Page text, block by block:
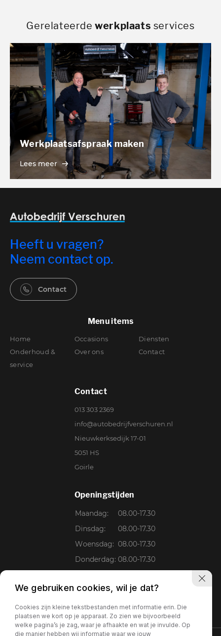
Gerelateerdewerkplaats services
Werkplaatsafspraak maken
Lees meer
Heeft u vragen?
Neem contact op.
Contact
Menu items
Home Occasions
Diensten
Onderhoud &
service
Over ons Contact
Contact
013 303 2369
info@autobedrijfverschuren.nl
Nieuwkerksedijk 17-01
5051 HS
Goirle
Openingstijden
Maandag:
08.00-17.30
Dinsdag:
08.00-17.30
Woensdag: 08.00-17.30
Donderdag: 08.00-17.30
Zaterdag:
09.00-15.00
Zondag:
Gesloten
We gebruiken cookies, wil je dat?
Cookies zijn kleine tekstbestanden met informatie erin. Die
plaatsen we kort op je apparaat. Zo zien we bijvoorbeeld
welke pagina’s je zag, waar je afhaakte en wat je invulde. Op
die manier hebben wij informatie waar we jouw